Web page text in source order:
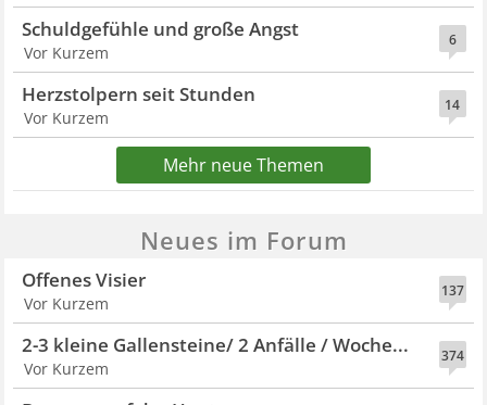
6
Schuldgefühle und große Angst
Vor Kurzem
14
Herzstolpern seit Stunden
Vor Kurzem
Mehr neue Themen
Neues im Forum
137
Offenes Visier
Vor Kurzem
374
2-3 kleine Gallensteine/ 2 Anfälle / Woche...
Vor Kurzem